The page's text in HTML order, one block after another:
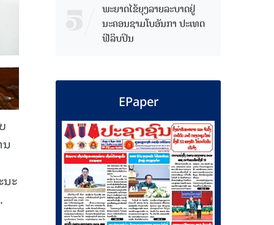
ະ
ພະຍາດໄຂ້ຍຸງລາຍລະບາດຢູ່
ນະຄອນຊາມໂບ​ອັນກາ ປະເທດ
ຟີລິບປິນ
EPaper